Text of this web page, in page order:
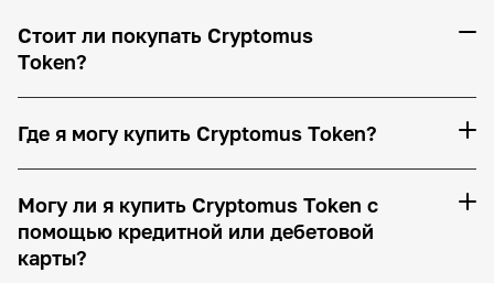
Стоит ли покупать Cryptomus
Token?
Где я могу купить Cryptomus Token?
Могу ли я купить Cryptomus Token с
помощью кредитной или дебетовой
карты?